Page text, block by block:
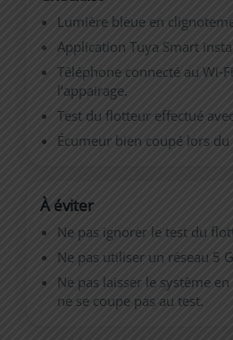
Lumière bleue en
Application Tuya Smart
Téléphone connecté au
l’appairage.
Test du flotteur effectué
Écumeur bien coupé lors du
À éviter
Ne pas ignorer le test du
Ne pas utiliser un réseau 5
Ne pas laisser le système
ne se coupe pas au test.